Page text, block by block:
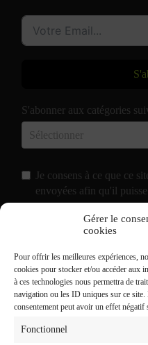
Gérer le
cookies
Pour offrir les meilleures expériences,
cookies pour stocker et/ou accéder aux
à ces technologies nous permettra de
navigation ou les ID uniques sur ce
consentement peut avoir un effet
Fonctionnel
S'abonner aux catégories
Je consens à ce que ce
envoyées afin qu'il
J'accepte de recevoir
Mentions Légales.